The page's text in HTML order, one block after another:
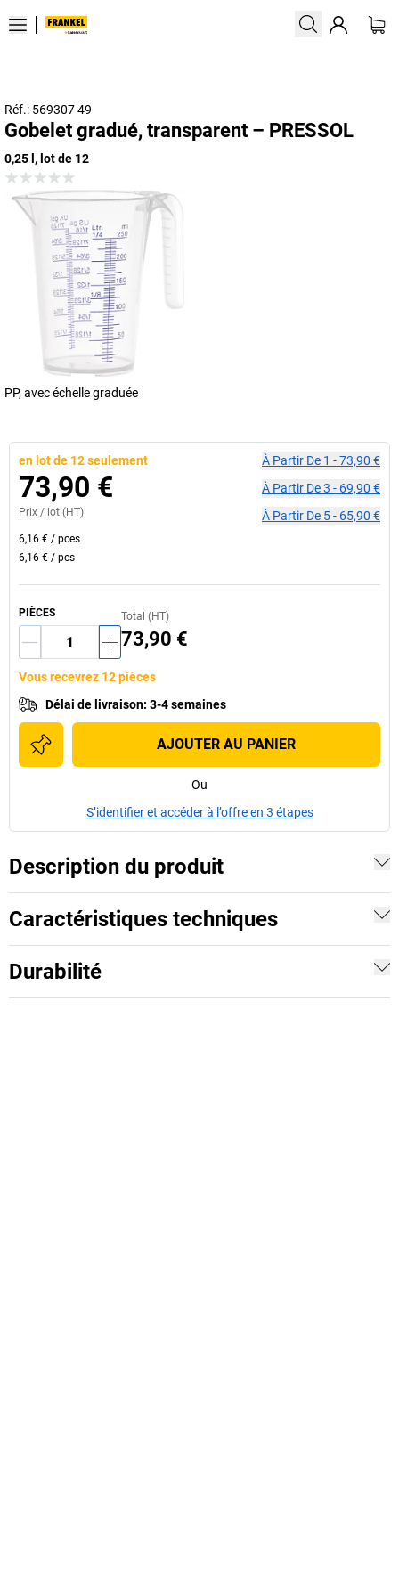
Réf.: 569307 49
Gobelet gradué, transparent – PRESSOL
0,25 l, lot de 12
PP, avec échelle graduée
en lot de 12 seulement
73,90 €
Prix / lot (HT)
6,16 € / pces
6,16 € / pcs
À Partir De 1 -73,90 €
À Partir De3 - 69,90 €
À Partir De 5- 65,90 €
PIÈCES Total (HT)
73,90 €
Vous recevrez 12 pièces
Délai de livraison: 3-4 semaines
AJOUTER AU PANIER
Ou
S’identifier et accéder à l’offre en 3 étapes
Description du produit
Caractéristiques techniques
Durabilité